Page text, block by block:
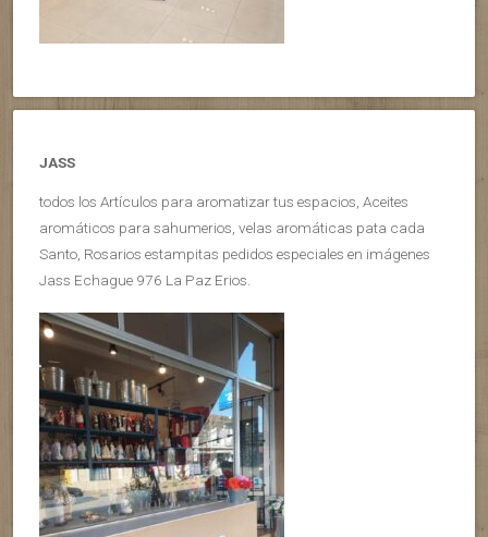
JASS
todos los Artículos para aromatizar tus espacios, Aceites
aromáticos para sahumerios, velas aromáticas pata cada
Santo, Rosarios estampitas pedidos especiales en imágenes
Jass Echague 976 La Paz Erios.